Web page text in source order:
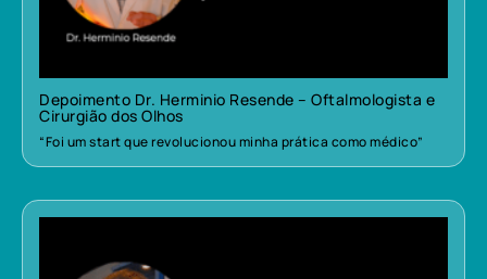
Depoimento Dr. Herminio Resende – Oftalmologista e
Cirurgião dos Olhos
“Foi um start que revolucionou minha prática como médico”